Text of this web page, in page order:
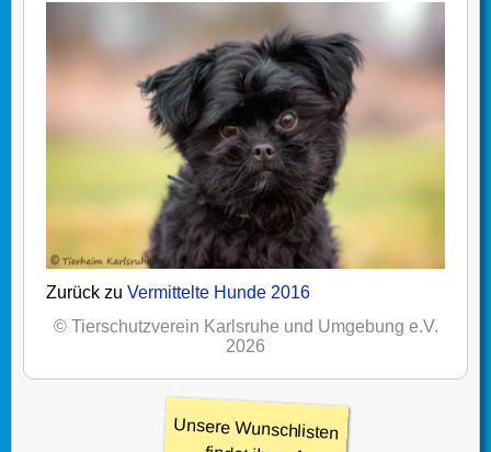
Zurück zu Vermittelte Hunde 2016
© Tierschutzverein Karlsruhe und Umgebung e.V.
2026
Unsere Wunschlisten